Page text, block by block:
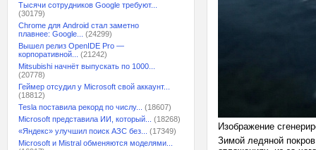
Тысячи сотрудников Google требуют...
(30179)
Chrome для Android стал заметно
плавнее: Google...
(24299)
Вышел релиз OpenIDE Pro —
корпоративной...
(21242)
Mitsubishi начнёт выпускать по 1000...
(20778)
Геймер отсудил у Microsoft свой аккаунт...
(18812)
Tesla поставила рекорд по числу...
(18607)
Microsoft представила ИИ, который...
(18268)
«Яндекс» улучшил поиск АЗС без...
(17349)
Microsoft и Mistral обменяются моделями...
Изображение
Зимой ледяной